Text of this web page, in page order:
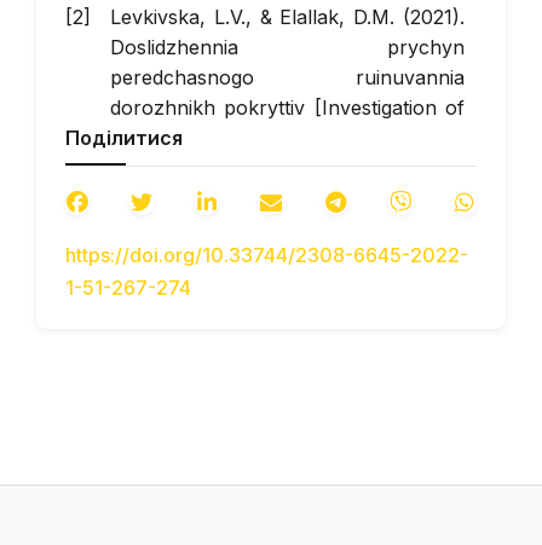
Levkivska, L.V., & Elallak, D.M. (2021).
Doslidzhennia prychyn
peredchasnogo ruinuvannia
dorozhnikh pokryttiv [Investigation of
the causes of premature destruction
of road surfaces]. M. L. Komarytskyy
(Eds.), Proceeding of the 5th
conference ― Priority directions of
science and technology development
Поділитися
https://doi.org/10.33744/2308-6645-2022-
1-51-267-274